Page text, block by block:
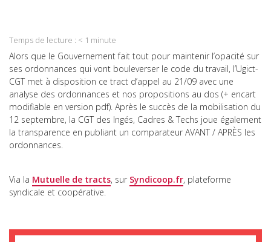
Email
Temps de lecture : < 1 minute
Alors que le Gouvernement fait tout pour maintenir l’opacité sur
ses ordonnances qui vont bouleverser le code du travail, l’Ugict-
CGT met à disposition ce tract d’appel au 21/09 avec une
analyse des ordonnances et nos propositions au dos (+ encart
modifiable en version pdf). Après le succès de la mobilisation du
12 septembre, la CGT des Ingés, Cadres & Techs joue également
la transparence en publiant un comparateur AVANT / APRÈS les
ordonnances.
Via la Mutuelle de tracts, sur Syndicoop.fr, plateforme
syndicale et coopérative.